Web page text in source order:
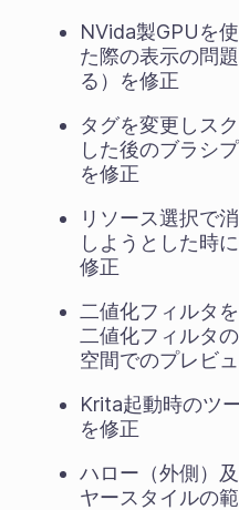
NVida製GPUを
た際の表示の問
る）を修正
タグを変更しス
した後のブラシ
を修正
リソース選択で
しようとした時
修正
二値化フィルタ
二値化フィルタ
空間でのプレビ
Krita起動時のツ
を修正
ハロー（外側）
ヤースタイルの